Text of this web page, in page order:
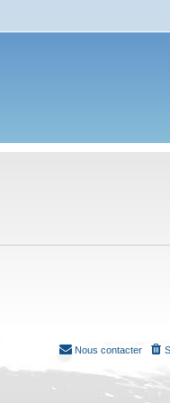
Nous contacter